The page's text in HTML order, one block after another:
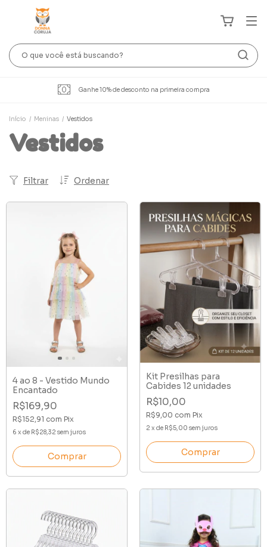
Ganhe 10% de desconto na primeira compra
Início / Meninas / Vestidos
Vestidos
Ordenar
Filtrar
4 ao 8 - Vestido Mundo
Encantado
R$169,90
R$152,91 com Pix
6 x de R$28,32 sem juros
Comprar
Kit Presilhas para
Cabides 12 unidades
R$10,00
R$9,00 com Pix
2 x de R$5,00 sem juros